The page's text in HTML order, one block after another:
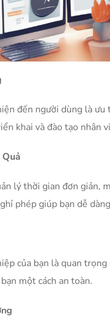
đến người dùng là
khai và đào tạo nhân
lý thời gian đơn giản,
phép giúp bạn dễ
của bạn là quan
một cách an toàn.